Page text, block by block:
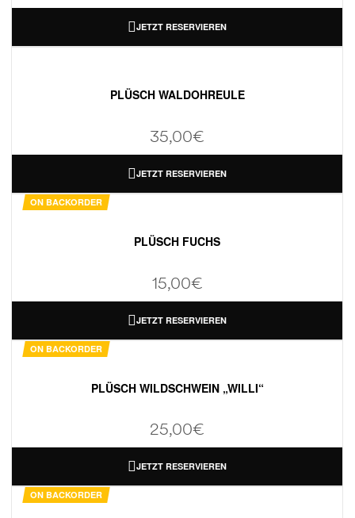
JETZT RESERVIEREN
PLÜSCH WALDOHREULE
35,00€
JETZT RESERVIEREN
ON BACKORDER
PLÜSCH FUCHS
15,00€
JETZT RESERVIEREN
ON BACKORDER
PLÜSCH WILDSCHWEIN „WILLI“
25,00€
JETZT RESERVIEREN
ON BACKORDER